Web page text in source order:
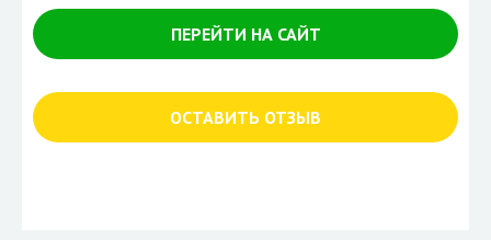
ПЕРЕЙТИ НА САЙТ
ОСТАВИТЬ ОТЗЫВ